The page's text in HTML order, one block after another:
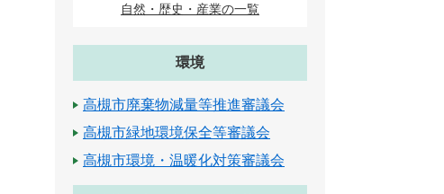
自然・歴史・産業の一覧
環境
高槻市廃棄物減量等推進審議会
高槻市緑地環境保全等審議会
高槻市環境・温暖化対策審議会